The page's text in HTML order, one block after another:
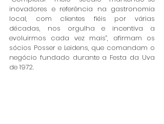
inovadores e referência na gastronomia
local, com clientes fiéis por várias
décadas, nos orgulha e incentiva a
evoluirmos cada vez mais”, afirmam os
sócios Posser e Leidens, que comandam o
negócio fundado durante a Festa da Uva
de 1972.